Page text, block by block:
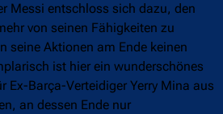
Messi entschloss sich dazu, den
von seinen Fähigkeiten zu
seine Aktionen am Ende keinen
ist hier ein wunderschönes
Ex-Barça-Verteidiger Yerry Mina aus
an dessen Ende nur